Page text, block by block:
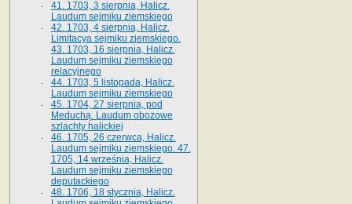
41­. 1703, 3 sierpnia, Halicz.
Laudum sejmiku ziemskiego
42. 1703, 4 sierpnia, Halicz.
Limitacya sejmiku ziemskiego.
43. 1703, 16 sierpnia, Halicz.
Laudum sejmiku ziemskiego
relacyjnego
44. 1703, 5 listopada, Halicz.
Laudum sejmiku ziemskiego
45. 1704, 27 sierpnia, pod
Meduchą. Laudum obozowe
szlachty halickiej
46. 1705, 26 czerwca, Halicz.
Laudum sejmiku ziemskiego. 47.
1705, 14 września, Halicz.
Laudum sejmiku ziemskiego
deputackiego
48. 1706, 18 stycznia, Halicz.